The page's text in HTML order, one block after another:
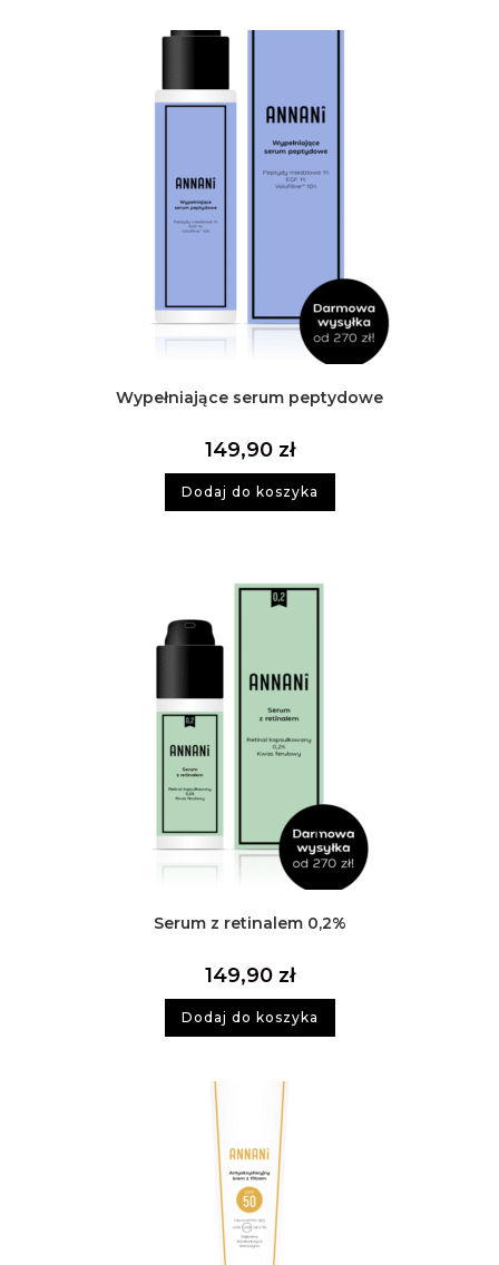
Wypełniające serum peptydowe
149,90 zł
Dodaj do koszyka
Serum z retinalem 0,2%
149,90 zł
Dodaj do koszyka